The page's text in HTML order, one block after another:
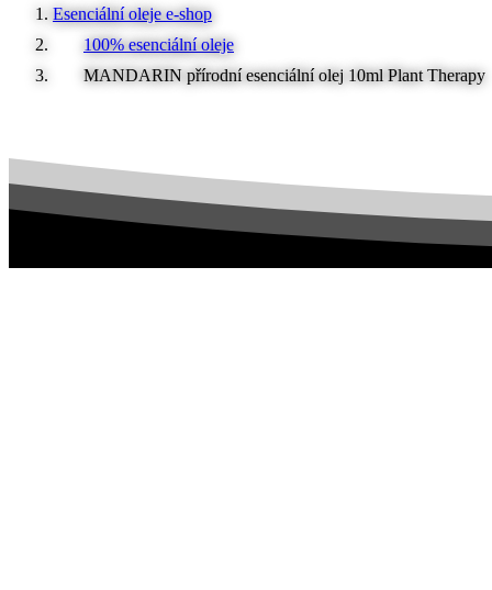
Esenciální oleje e-shop
100% esenciální oleje
MANDARIN přírodní esenciální olej 10ml Plant Therapy